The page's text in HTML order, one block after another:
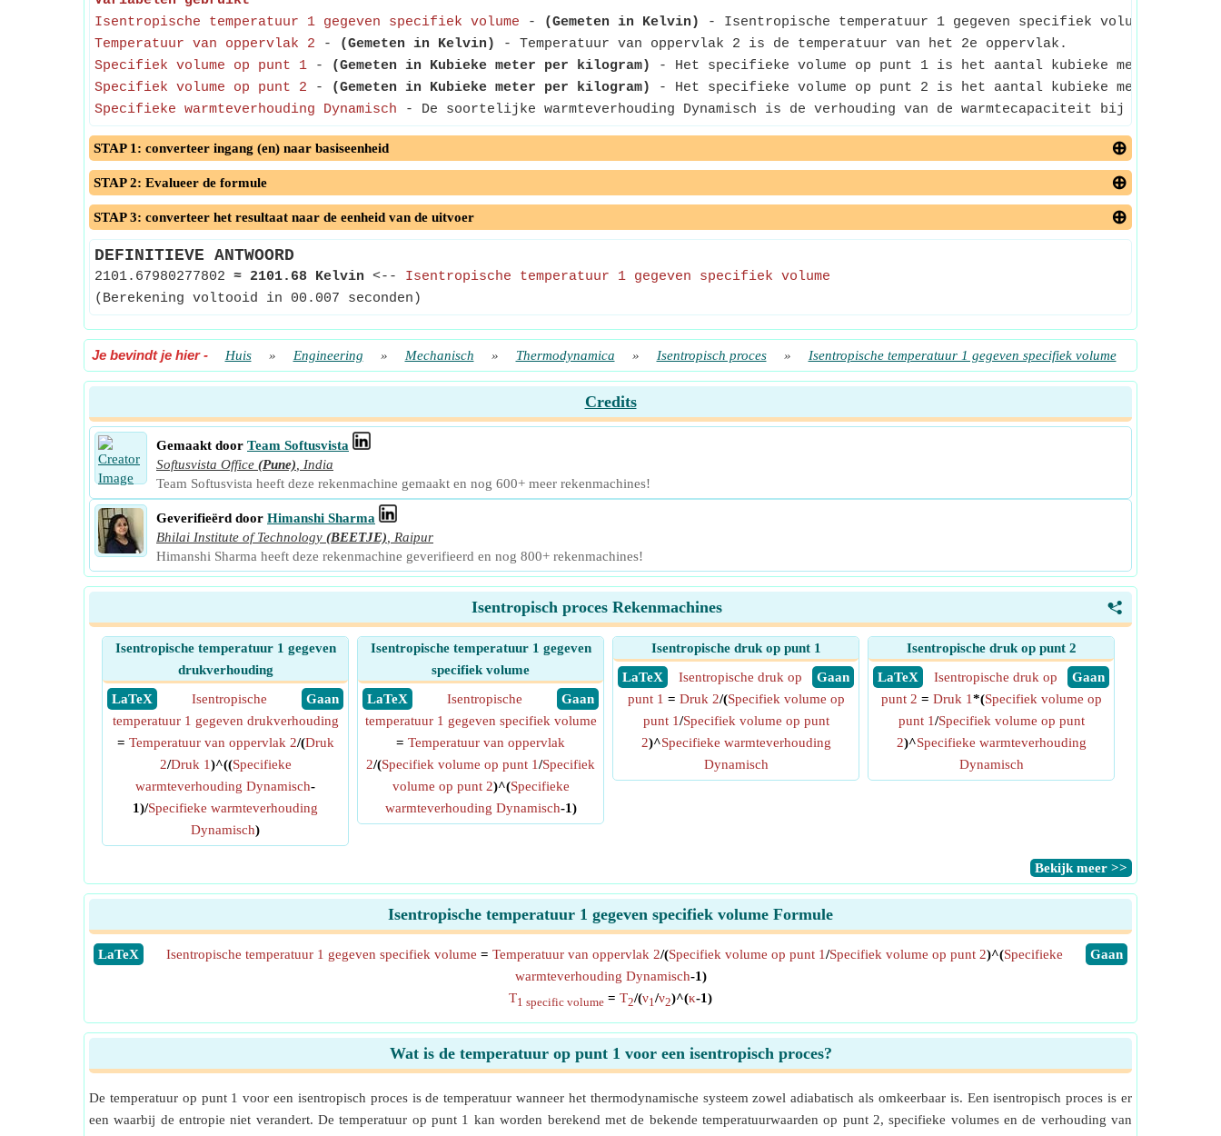
Isentropische temperatuur 1 gegeven specifiek volume - (Gemeten in Kelvin)
- Isentropische temperatuur 1 gegeven specifiek volume is de
Temperatuur van oppervlak 2 - (Gemeten in Kelvin)
- Temperatuur van oppervlak 2 is de temperatuur van het 2e oppervlak.
Specifiek volume op punt 1 - (Gemeten in Kubieke meter per kilogram)
- Het specifieke volume op punt 1 is het aantal kubieke meter dat
Specifiek volume op punt 2 - (Gemeten in Kubieke meter per kilogram)
- Het specifieke volume op punt 2 is het aantal kubieke meter dat
Specifieke warmteverhouding Dynamisch - De soortelijke warmteverhouding Dynamisch is de verhouding van de warmtecapaciteit bij
STAP 1: converteer ingang (en) naar basiseenheid
STAP 2: Evalueer de formule
STAP 3: converteer het resultaat naar de eenheid van de uitvoer
DEFINITIEVE ANTWOORD
2101.67980277802 ≈ 2101.68 Kelvin <-- Isentropische temperatuur 1 gegeven specifiek volume
(Berekening voltooid in 00.007 seconden)
Je bevindt je hier- Huis » Engineering » Mechanisch » Thermodynamica » Isentropisch proces » Isentropische temperatuur 1 gegeven specifiek volume
Credits
Gemaakt door Team Softusvista
Softusvista Office (Pune)
India
Team Softusvista heeft deze rekenmachine gemaakt en nog 600+ meer rekenmachines!
Geverifieërd door Himanshi Sharma
Bhilai Institute of Technology (BEETJE)
Raipur
Himanshi Sharma heeft deze rekenmachine geverifieerd en nog 800+ rekenmachines!
<
Isentropisch proces Rekenmachines
Isentropische temperatuur 1 gegeven
drukverhouding
​ LaTeX
​ Gaan
Isentropische
temperatuur 1 gegeven drukverhouding
= Temperatuur van oppervlak 2/(Druk
2/Druk 1)^((Specifieke
warmteverhouding Dynamisch-
1)/Specifieke warmteverhouding
Dynamisch)
Isentropische temperatuur 1 gegeven
specifiek volume
​ LaTeX
​ Gaan
Isentropische
temperatuur 1 gegeven specifiek volume
= Temperatuur van oppervlak
2/(Specifiek volume op punt 1/Specifiek
volume op punt 2)^(Specifieke
warmteverhouding Dynamisch-1)
Isentropische druk op punt 1
​ LaTeX
​ Gaan
Isentropische druk op
punt 1 = Druk 2/(Specifiek volume op
punt 1/Specifiek volume op punt
2)^Specifieke warmteverhouding
Dynamisch
Isentropische druk op punt 2
​ LaTeX
​ Gaan
Isentropische druk op
punt 2 = Druk 1*(Specifiek volume op
punt 1/Specifiek volume op punt
2)^Specifieke warmteverhouding
Dynamisch
​Bekijk meer >>
Isentropische temperatuur 1 gegeven specifiek volume Formule
​LaTeX ​Gaan
Isentropische temperatuur 1 gegeven specifiek volume = Temperatuur van oppervlak 2/(Specifiek volume op punt 1/Specifiek volume op punt 2)^(Specifieke
warmteverhouding Dynamisch-1)
T1 specific volume = T2/(ν1/ν2)^(κ-1)
Wat is de temperatuur op punt 1 voor een isentropisch proces?
De temperatuur op punt 1 voor een isentropisch proces is de temperatuur wanneer het thermodynamische systeem zowel adiabatisch als omkeerbaar is. Een isentropisch proces is er
een waarbij de entropie niet verandert. De temperatuur op punt 1 kan worden berekend met de bekende temperatuurwaarden op punt 2, specifieke volumes en de verhouding van